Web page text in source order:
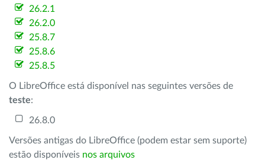
26.2.1
26.2.0
25.8.7
25.8.6
25.8.5
O LibreOffice está disponível nas seguintes versões de
teste:
26.8.0
Versões antigas do LibreOffice (podem estar sem suporte)
estão disponíveis nos arquivos